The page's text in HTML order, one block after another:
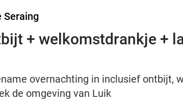
Seraing
+ welkomstdrankje +
overnachting in inclusief ontbijt,
de omgeving van Luik